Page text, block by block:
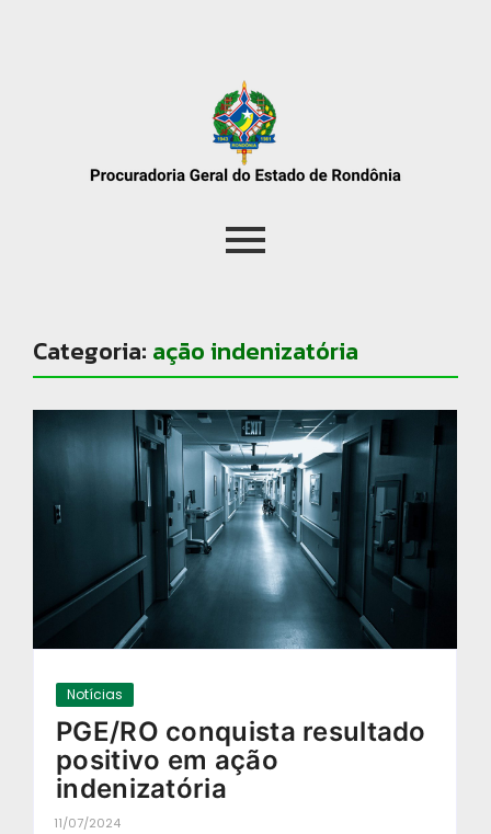
Categoria: ação indenizatória
Notícias
PGE/RO conquista resultado
positivo em ação
indenizatória
11/07/2024